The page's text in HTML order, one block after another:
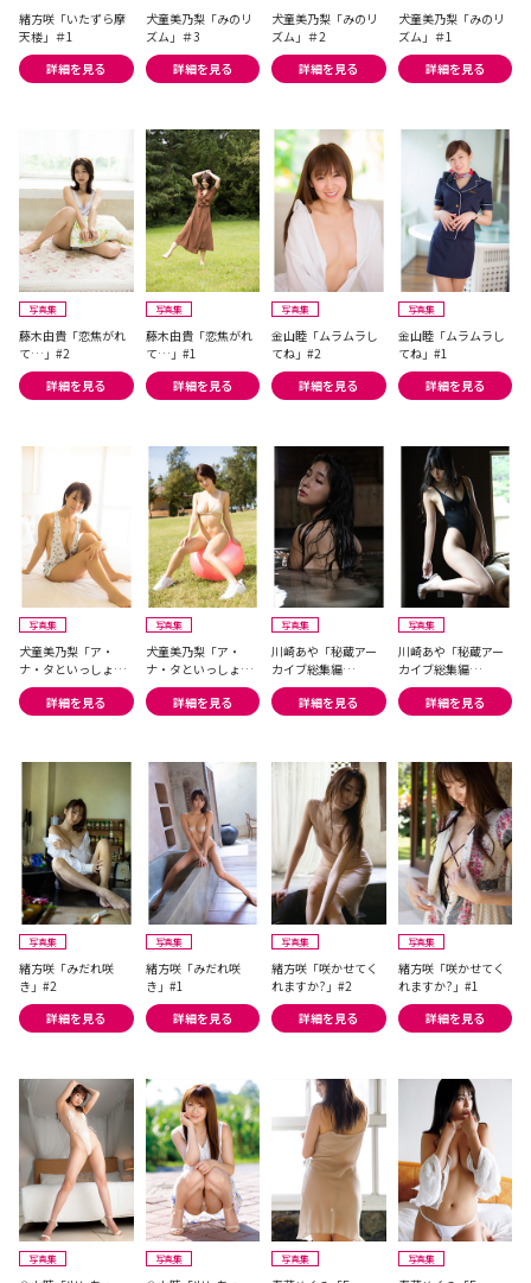
緒方咲「いたずら摩
天楼」＃1
詳細を見る
犬童美乃梨「みのリ
ズム」＃3
詳細を見る
犬童美乃梨「みのリ
ズム」＃2
詳細を見る
犬童美乃梨「みのリ
ズム」＃1
詳細を見る
写真集
藤木由貴「恋焦がれ
て…」#2
詳細を見る
写真集
藤木由貴「恋焦がれ
て…」#1
詳細を見る
写真集
金山睦「ムラムラし
てね」#2
詳細を見る
写真集
金山睦「ムラムラし
てね」#1
詳細を見る
写真集
犬童美乃梨「ア・
ナ・タといっしょに
♥」#2
詳細を見る
写真集
犬童美乃梨「ア・
ナ・タといっしょに
♥」#1
詳細を見る
写真集
川崎あや「秘蔵アー
カイブ総集編
PREMIUM」#2
詳細を見る
写真集
川崎あや「秘蔵アー
カイブ総集編
PREMIUM」#1
詳細を見る
写真集
緒方咲「みだれ咲
き」#2
詳細を見る
写真集
緒方咲「みだれ咲
き」#1
詳細を見る
写真集
緒方咲「咲かせてく
れますか?」#2
詳細を見る
写真集
緒方咲「咲かせてく
れますか?」#1
詳細を見る
写真集 写真集 写真集 写真集